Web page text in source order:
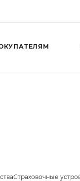
Страховочные